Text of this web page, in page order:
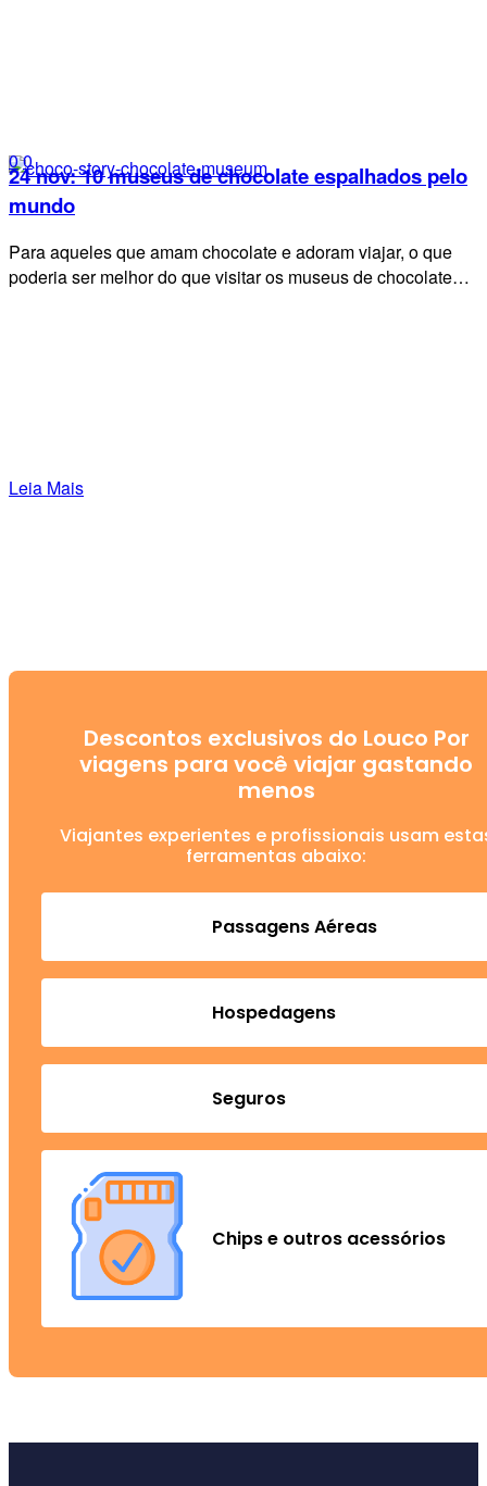
00
24 nov:10 museus de chocolate espalhados pelo
mundo
Para aqueles que amam chocolate e adoram viajar, o que
poderia ser melhor do que visitar os museus de chocolate…
Leia Mais
Descontos exclusivos do Louco Por
viagens para você viajar gastando
menos
Viajantes experientes e profissionais usam
ferramentas abaixo:
Passagens Aéreas
Hospedagens
Seguros
Chips e outros acessórios